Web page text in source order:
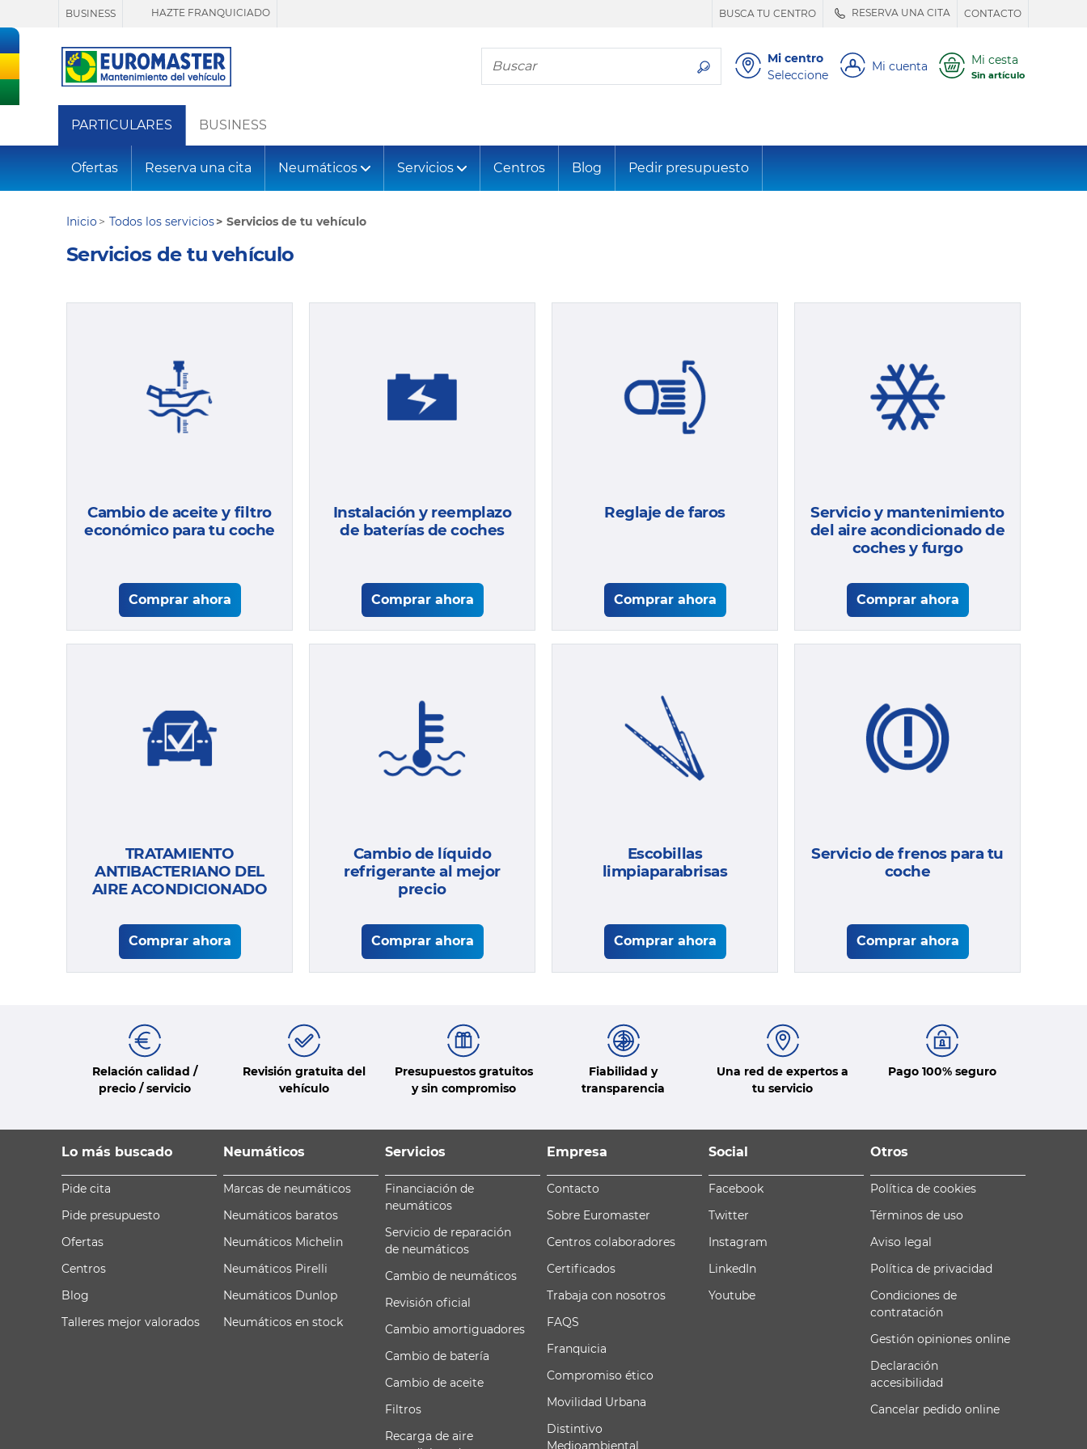
BUSINESS HAZTE FRANQUICIADO BUSCA TU CENTRO RESERVA UNA CITA CONTACTO
Busca tu neumático
Mi centro
Seleccione
Mi cuenta Mi cesta
Sin artículo
PARTICULARES BUSINESS
Ofertas Reserva una cita Neumáticos Servicios Centros Blog Pedir presupuesto
Inicio Todos los servicios Servicios de tu vehículo
Servicios de tu vehículo
Cambio de aceite y filtro
económico para tu coche
Comprar ahora
Instalación y reemplazo
de baterías de coches
Comprar ahora
Reglaje de faros
Comprar ahora
Servicio y mantenimiento
del aire acondicionado de
coches y furgo
Comprar ahora
TRATAMIENTO
ANTIBACTERIANO DEL
AIRE ACONDICIONADO
Comprar ahora
Cambio de líquido
refrigerante al mejor
precio
Comprar ahora
Escobillas
limpiaparabrisas
Comprar ahora
Servicio de frenos para tu
coche
Comprar ahora
Relación calidad /
precio / servicio
Revisión gratuita del
vehículo
Presupuestos gratuitos
y sin compromiso
Fiabilidad y
transparencia
Una red de expertos a
tu servicio
Pago 100% seguro
Lo más buscado
Pide cita
Pide presupuesto
Ofertas
Centros
Blog
Talleres mejor valorados
Neumáticos
Marcas de neumáticos
Neumáticos baratos
Neumáticos Michelin
Neumáticos Pirelli
Neumáticos Dunlop
Neumáticos en stock
Servicios
Financiación de
neumáticos
Servicio de reparación
de neumáticos
Cambio de neumáticos
Revisión oficial
Cambio amortiguadores
Cambio de batería
Cambio de aceite
Filtros
Recarga de aire
Empresa
Contacto
Sobre Euromaster
Centros colaboradores
Certificados
Trabaja con nosotros
FAQS
Franquicia
Compromiso ético
Movilidad Urbana
Distintivo
Medioambiental
Social
Facebook
Twitter
Instagram
LinkedIn
Youtube
Otros
Política de cookies
Términos de uso
Aviso legal
Política de privacidad
Condiciones de
contratación
Gestión opiniones online
Declaración
accesibilidad
Cancelar pedido online